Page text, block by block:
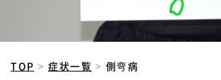
TOP 症状一覧 側弯病